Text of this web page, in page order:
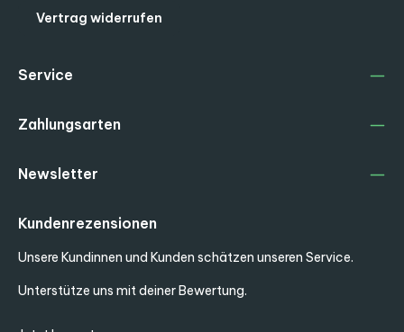
Vertrag widerrufen
Service
Zahlungsarten
Kundenrezensionen
Unsere Kundinnen und Kunden schätzen unseren Service.
Unterstütze uns mit deiner Bewertung.
Newsletter